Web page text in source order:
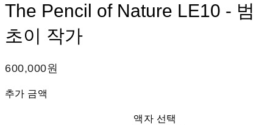
The Pencil of Nature LE10 - 범
초이 작가
600,000원
추가 금액
액자 선택